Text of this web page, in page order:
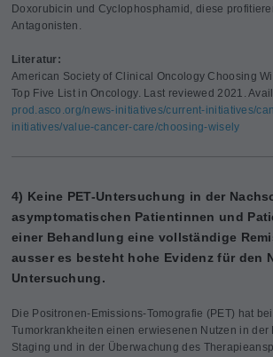
Doxorubicin und Cyclophosphamid, diese
Antagonisten.
Literatur:
American Society of Clinical Oncology Choosing
Top Five List in Oncology. Last reviewed 2021.
prod.asco.org/news-initiatives/current-initiatives/
initiatives/value-cancer-care/choosing-wisely
4) Keine PET-Untersuchung in der
asymptomatischen Patientinnen und
einer Behandlung eine vollständige
ausser es besteht hohe Evidenz für den
Untersuchung.
Die Positronen-Emissions-Tomografie (PET) hat
Tumorkrankheiten einen erwiesenen Nutzen in der
Staging und in der Überwachung des